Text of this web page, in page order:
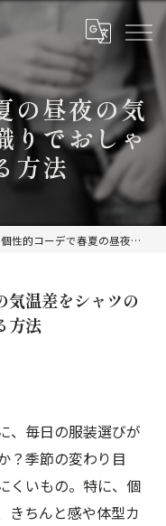
の昼夜の気
りでおしゃ
方法
個性的コーデで春夏の昼夜の気温差をシャツの羽織りでおしゃれに乗り切る方法
気温差をシャツの
方法
、毎日の服装選びが
？季節の変わり目
くいもの。特に、個
きちんと感や体型カ